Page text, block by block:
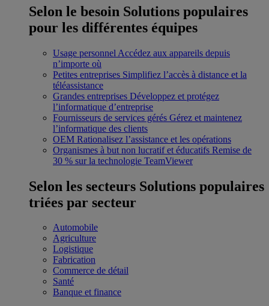
Selon le besoin Solutions populaires
pour les différentes équipes
Usage personnel Accédez aux appareils depuis
n’importe où
Petites entreprises Simplifiez l’accès à distance et la
téléassistance
Grandes entreprises Développez et protégez
l’informatique d’entreprise
Fournisseurs de services gérés Gérez et maintenez
l’informatique des clients
OEM Rationalisez l’assistance et les opérations
Organismes à but non lucratif et éducatifs Remise de
30 % sur la technologie TeamViewer
Selon les secteurs Solutions populaires
triées par secteur
Automobile
Agriculture
Logistique
Fabrication
Commerce de détail
Santé
Banque et finance